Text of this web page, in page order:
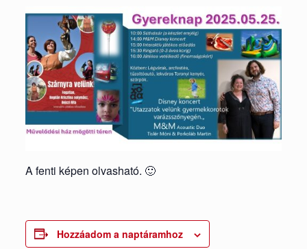
A fenti képen olvasható. 🙂
Hozzáadom a naptáramhoz